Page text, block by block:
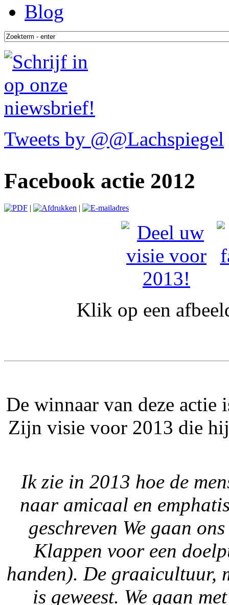
Blog
Tweets by @@Lachspiegel
Facebook actie 2012
| |
Klik op een
De winnaar van deze actie
Zijn visie voor 2013 die
Ik zie in 2013 hoe de
naar amicaal en
geschreven We gaan
Klappen voor een
handen). De graaicultuur,
is geweest. We gaan